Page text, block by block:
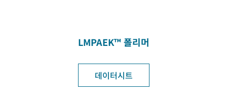
LMPAEK™ 폴리머
데이터시트